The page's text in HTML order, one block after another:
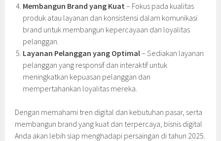
Membangun Brand yang Kuat – Fokus pada kualitas
produk atau layanan dan konsistensi dalam komunikasi
brand untuk membangun kepercayaan dan loyalitas
pelanggan.
Layanan Pelanggan yang Optimal– Sediakan layanan
pelanggan yang responsif dan interaktif untuk
meningkatkan kepuasan pelanggan dan
mempertahankan loyalitas mereka.
Dengan memahami tren digital dan kebutuhan pasar, serta
membangun brand yang kuat dan terpercaya, bisnis digital
Anda akan lebih siap menghadapi persaingan di tahun 2025.